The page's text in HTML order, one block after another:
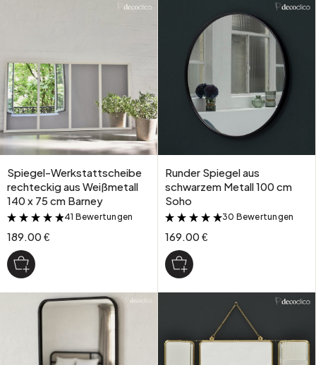
Spiegel-Werkstattscheibe
rechteckig aus Weißmetall
140 x 75 cm Barney
&
41 Bewertungen
189.00 €
Runder Spiegel aus
schwarzem Metall 100 cm
Soho
&
30 Bewertungen
169.00 €